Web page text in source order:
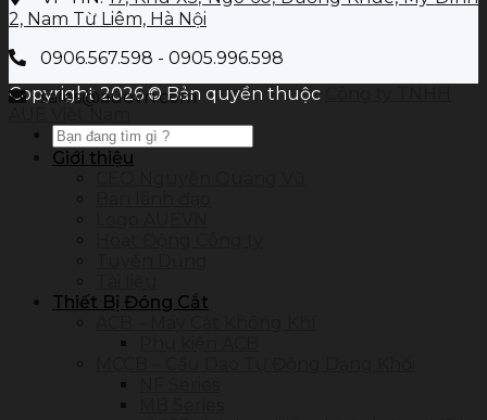
2, Nam Từ Liêm, Hà Nội
0906.567.598 - 0905.996.598
sales@auevn.com
Copyright 2026 © Bản quyền thuộc
Tìm
kiếm:
Giới thiệu
Thiết Bị Đóng Cắt